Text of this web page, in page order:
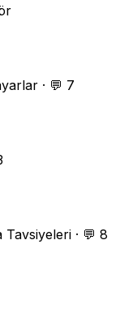
· 💬 7
Tavsiyeleri · 💬 8